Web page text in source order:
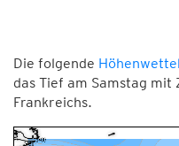
Die folgende
das Tief am Samstag
Frankreichs.